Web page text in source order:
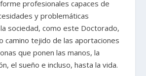
profesionales capaces de
y problemáticas
sociedad, como este Doctorado,
camino tejido de las aportaciones
que ponen las manos, la
el sueño e incluso, hasta la vida.